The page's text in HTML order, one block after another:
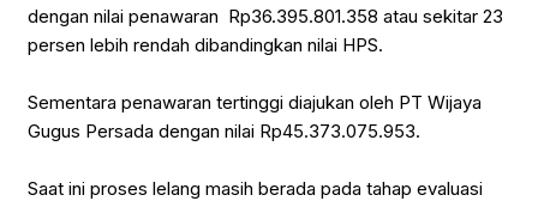
dengan nilai penawaran Rp36.395.801.358 atau sekitar 23
persen lebih rendah dibandingkan nilai HPS.
‎Sementara penawaran tertinggi diajukan oleh PT Wijaya
Gugus Persada dengan nilai Rp45.373.075.953.
‎Saat ini proses lelang masih berada pada tahap evaluasi